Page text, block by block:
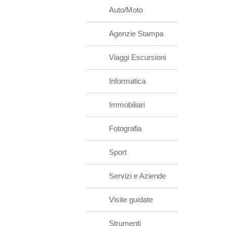
Auto/Moto
Agenzie Stampa
Viaggi Escursioni
Informatica
Immobiliari
Fotografia
Sport
Servizi e Aziende
Visite guidate
Strumenti